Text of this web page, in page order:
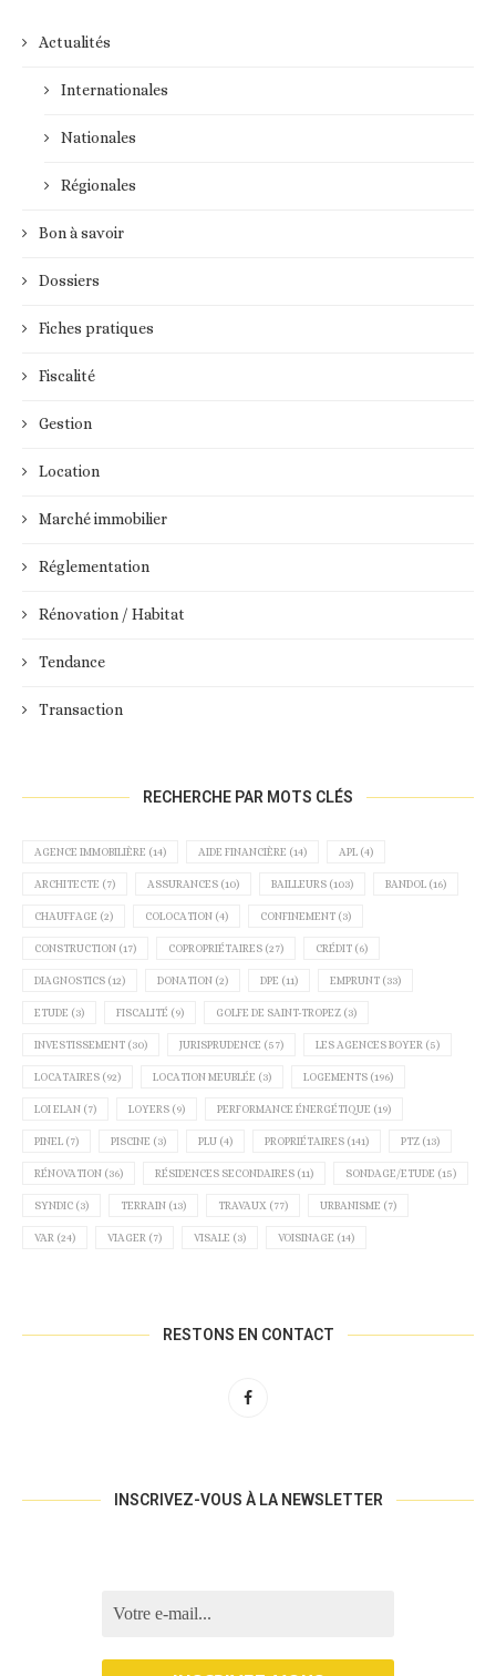
Actualités
Internationales
Nationales
Régionales
Bon à savoir
Dossiers
Fiches pratiques
Fiscalité
Gestion
Location
Marché immobilier
Réglementation
Rénovation / Habitat
Tendance
Transaction
RECHERCHE PAR MOTS CLÉS
AGENCE IMMOBILIÈRE (14) AIDE FINANCIÈRE (14) APL (4)
ARCHITECTE (7) ASSURANCES (10) BAILLEURS (103) BANDOL (16)
CHAUFFAGE (2) COLOCATION (4) CONFINEMENT (3)
CONSTRUCTION (17) COPROPRIÉTAIRES (27) CRÉDIT (6)
DIAGNOSTICS (12) DONATION (2) DPE (11) EMPRUNT (33)
ETUDE (3) FISCALITÉ (9) GOLFE DE SAINT-TROPEZ (3)
INVESTISSEMENT (30) JURISPRUDENCE (57) LES AGENCES BOYER (5)
LOCATAIRES (92) LOCATION MEUBLÉE (3) LOGEMENTS (196)
LOI ELAN (7) LOYERS (9) PERFORMANCE ÉNERGÉTIQUE (19)
PINEL (7) PISCINE (3) PLU (4) PROPRIÉTAIRES (141) PTZ (13)
RÉNOVATION (36) RÉSIDENCES SECONDAIRES (11) SONDAGE/ETUDE (15)
SYNDIC (3) TERRAIN (13) TRAVAUX (77) URBANISME (7)
VAR (24) VIAGER (7) VISALE (3) VOISINAGE (14)
RESTONS EN CONTACT
INSCRIVEZ-VOUS À LA NEWSLETTER